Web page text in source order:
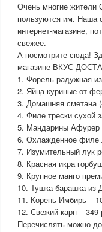
Очень многие жители
пользуются им. Наша
интернет-магазине,
свежее.
А посмотрите сюда!
магазине ВКУС-
1. Форель радужная
2. Яйца куриные от
3. Домашняя сметана
4. Филе трески сухой
5. Мандарины Афурер
6. Охлажденное филе
7. Изумительный лук
8. Красная икра
9. Крупное манго
10. Тушка барашка из
11. Корень Имбирь –
12. Свежий карп – 349
Перечислять можно